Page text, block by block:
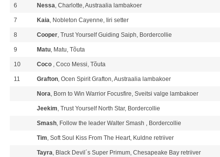
6 Nessa, Charlotte, Austraalia lambakoer
7 Kaia, Nobleton Cayenne, Iiri setter
8 Cooper, Trust Yourself Guiding Saiph, Bordercollie
9 Matu, Matu, Tõuta
10 Coco , Coco Messi, Tõuta
11 Grafton, Ocen Spirit Grafton, Austraalia lambakoer
Nora, Born to Win Warrior Focusfire, Sveitsi valge lambakoer
Jeekim, Trust Yourself North Star, Bordercollie
Smash, Follow the leader Walter Smash , Bordercollie
Tim, Soft Soul Kiss From The Heart, Kuldne retriiver
Tayra, Black Devil´s Super Primum, Chesapeake Bay retriiver